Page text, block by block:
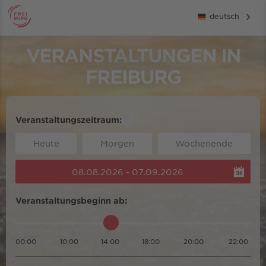
deutsch
VERANSTALTUNGEN IN
FREIBURG
Veranstaltungszeitraum:
Heute Morgen Wochenende
08.08.2026 - 07.09.2026
Veranstaltungsbeginn ab:
00:00 10:00 14:00 18:00 20:00 22:00